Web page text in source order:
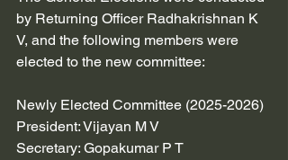
by Returning Officer Radhakrishnan K
V, and the following members were
elected to the new committee:
Newly Elected Committee (2025-2026)
President: Vijayan M V
Secretary: Gopakumar P T